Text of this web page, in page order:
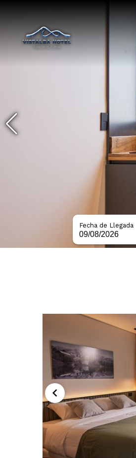
Fecha de Llegada